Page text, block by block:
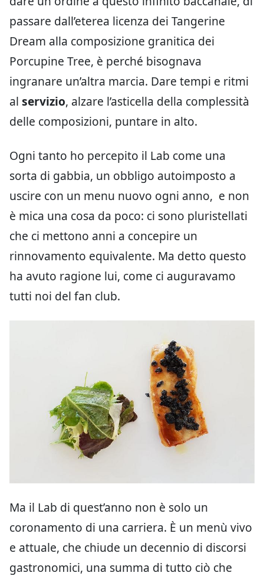
passare dall’eterea licenza dei Tangerine
Dream alla composizione granitica dei
Porcupine Tree, è perché bisognava
ingranare un’altra marcia. Dare tempi e ritmi
al servizio, alzare l’asticella della complessità
delle composizioni, puntare in alto.
Ogni tanto ho percepito il Lab come una
sorta di gabbia, un obbligo autoimposto a
uscire con un menu nuovo ogni anno, e non
è mica una cosa da poco: ci sono pluristellati
che ci mettono anni a concepire un
rinnovamento equivalente. Ma detto questo
ha avuto ragione lui, come ci auguravamo
tutti noi del fan club.
Ma il Lab di quest’anno non è solo un
coronamento di una carriera. È un menù vivo
e attuale, che chiude un decennio di discorsi
gastronomici, una summa di tutto ciò che